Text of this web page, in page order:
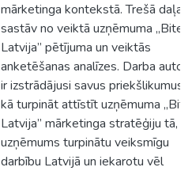
mārketinga kontekstā. Trešā daļa
sastāv no veiktā uzņēmuma „Bite
Latvija” pētījuma un veiktās
anketēšanas analīzes. Darba
ir izstrādājusi savus priekšlikumus,
kā turpināt attīstīt uzņēmuma „Bite
Latvija” mārketinga stratēģiju tā, lai
uzņēmums turpinātu veiksmīgu
darbību Latvijā un iekarotu vēl